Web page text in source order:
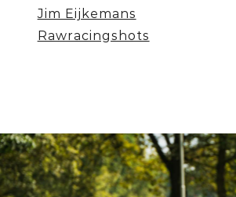
Jim Eijkemans
Rawracingshots